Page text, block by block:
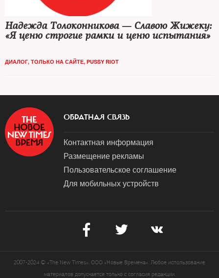
Надежда Толоконникова — Славою Жижеку:
«Я ценю строгие рамки и ценю испытания»
ДИАЛОГ, ТОЛЬКО НА САЙТЕ, PUSSY RIOT
ОБРАТНАЯ СВЯЗЬ
Контактная информация
Размещение рекламы
Пользовательское соглашение
Для мобильных устройств
2007-2024 © «The New Times». ООО «Новые Времена». Любое использование
материалов допускается только с согласия редакции.